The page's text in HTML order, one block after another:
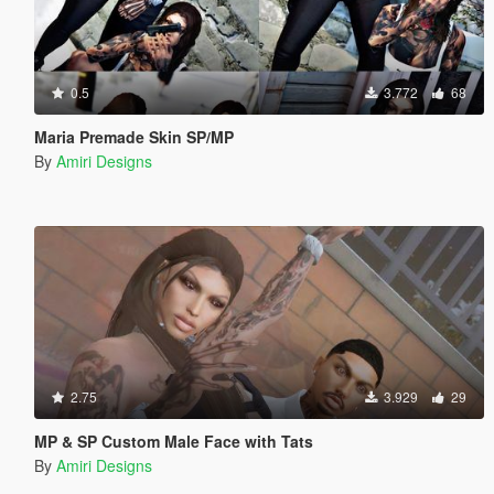
0.5 3.772 68
Maria Premade Skin SP/MP
By Amiri Designs
2.75 3.929 29
MP & SP Custom Male Face with Tats
By Amiri Designs